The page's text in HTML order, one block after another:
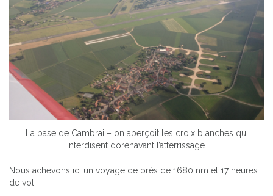
La base de Cambrai – on aperçoit les croix blanches qui
interdisent dorénavant l’atterrissage.
Nous achevons ici un voyage de près de 1680 nm et 17 heures
de vol.